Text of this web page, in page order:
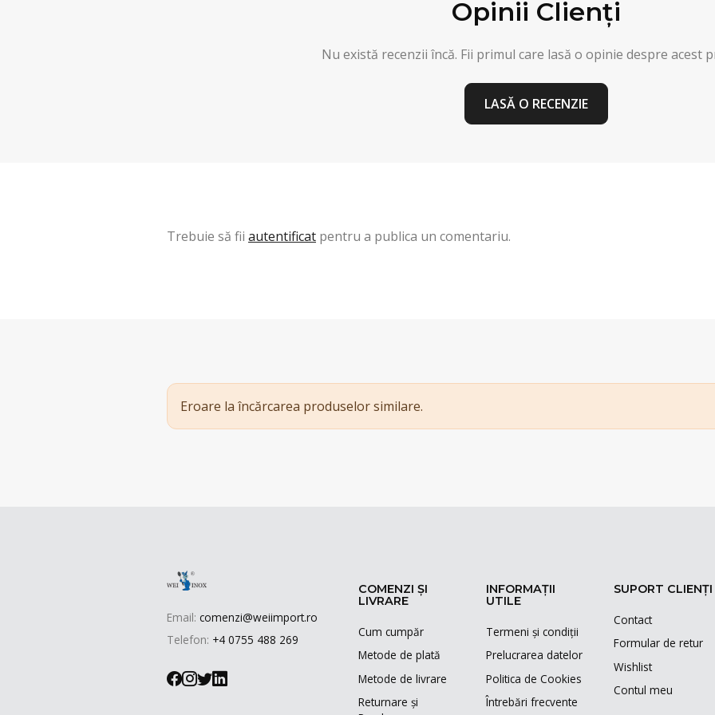
Opinii Clienți
Nu există recenzii încă. Fii primul care lasă o opinie despre acest
LASĂ O RECENZIE
Trebuie să fii autentificat pentru a publica un comentariu.
Eroare la încărcarea produselor similare.
Email: comenzi@weiimport.ro
Telefon: +4 0755 488 269
COMENZI ȘI
LIVRARE
Cum cumpăr
Metode de plată
Metode de livrare
Returnare și
INFORMAȚII
UTILE
Termeni și condiții
Prelucrarea datelor
Politica de Cookies
Întrebări frecvente
SUPORT CLIENȚI
Contact
Formular de retur
Wishlist
Contul meu